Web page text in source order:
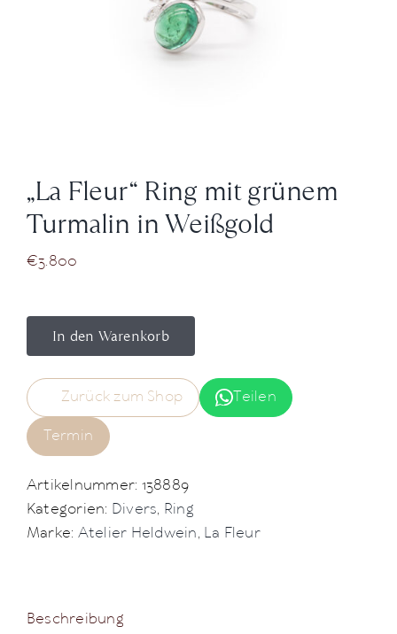
News
+43 (0) 15125781
„La Fleur“ Ring mit grünem
Turmalin in Weißgold
€3.800
In den Warenkorb
Zurück zum Shop
Teilen
Termin
Artikelnummer: 138889
Kategorien: Divers, Ring
Marke: Atelier Heldwein, La Fleur
Beschreibung